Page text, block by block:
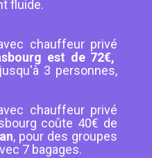
fluide.
chauffeur privé
est de 72€,
3 personnes,
chauffeur privé
coûte 40€ de
, pour des groupes
7 bagages.